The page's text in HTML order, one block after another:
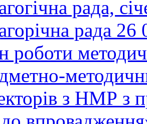
рада,
рада 26
роботи
з НМР з